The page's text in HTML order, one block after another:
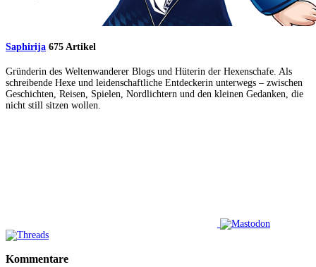
Saphirija 675 Artikel
Gründerin des Weltenwanderer Blogs und Hüterin der Hexenschafe. Als
schreibende Hexe und leidenschaftliche Entdeckerin unterwegs – zwischen
Geschichten, Reisen, Spielen, Nordlichtern und den kleinen Gedanken, die
nicht still sitzen wollen.
Kommentare